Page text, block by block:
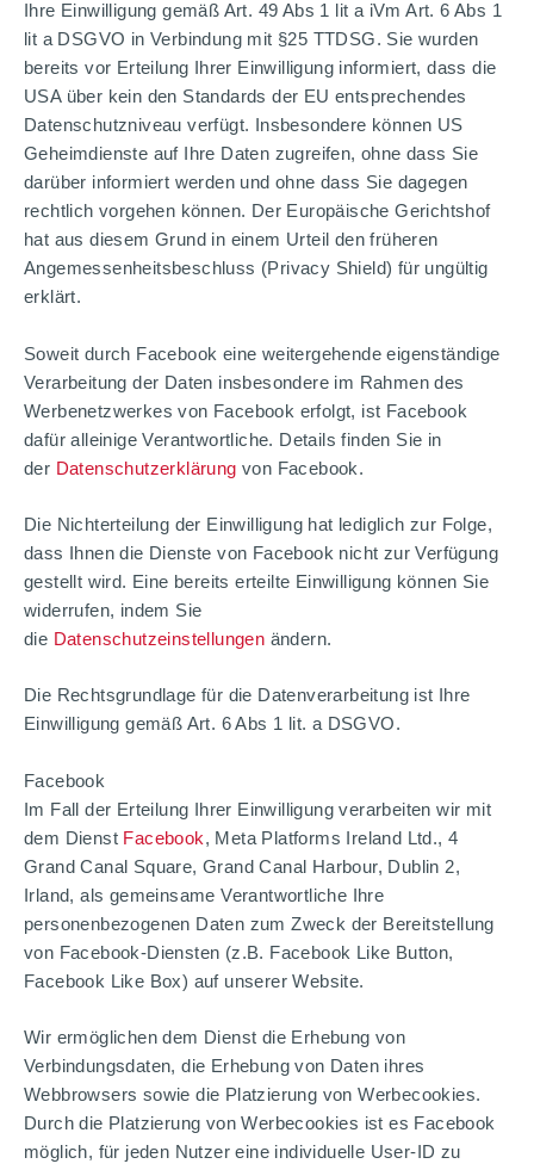
Ihre Einwilligung gemäß Art. 49 Abs 1 lit a iVm Art. 6 Abs 1
lit a DSGVO in Verbindung mit §25 TTDSG. Sie wurden
bereits vor Erteilung Ihrer Einwilligung informiert, dass die
USA über kein den Standards der EU entsprechendes
Datenschutzniveau verfügt. Insbesondere können US
Geheimdienste auf Ihre Daten zugreifen, ohne dass Sie
darüber informiert werden und ohne dass Sie dagegen
rechtlich vorgehen können. Der Europäische Gerichtshof
hat aus diesem Grund in einem Urteil den früheren
Angemessenheitsbeschluss (Privacy Shield) für ungültig
erklärt.
Soweit durch Facebook eine weitergehende eigenständige
Verarbeitung der Daten insbesondere im Rahmen des
Werbenetzwerkes von Facebook erfolgt, ist Facebook
dafür alleinige Verantwortliche. Details finden Sie in
der Datenschutzerklärung von Facebook.
Die Nichterteilung der Einwilligung hat lediglich zur Folge,
dass Ihnen die Dienste von Facebook nicht zur Verfügung
gestellt wird. Eine bereits erteilte Einwilligung können Sie
widerrufen, indem Sie
die Datenschutzeinstellungen ändern.
Die Rechtsgrundlage für die Datenverarbeitung ist Ihre
Einwilligung gemäß Art. 6 Abs 1 lit. a DSGVO.
Facebook
Im Fall der Erteilung Ihrer Einwilligung verarbeiten wir mit
dem Dienst Facebook, Meta Platforms Ireland Ltd., 4
Grand Canal Square, Grand Canal Harbour, Dublin 2,
Irland, als gemeinsame Verantwortliche Ihre
personenbezogenen Daten zum Zweck der Bereitstellung
von Facebook-Diensten (z.B. Facebook Like Button,
Facebook Like Box) auf unserer Website.
Wir ermöglichen dem Dienst die Erhebung von
Verbindungsdaten, die Erhebung von Daten ihres
Webbrowsers sowie die Platzierung von Werbecookies.
Durch die Platzierung von Werbecookies ist es Facebook
möglich, für jeden Nutzer eine individuelle User-ID zu